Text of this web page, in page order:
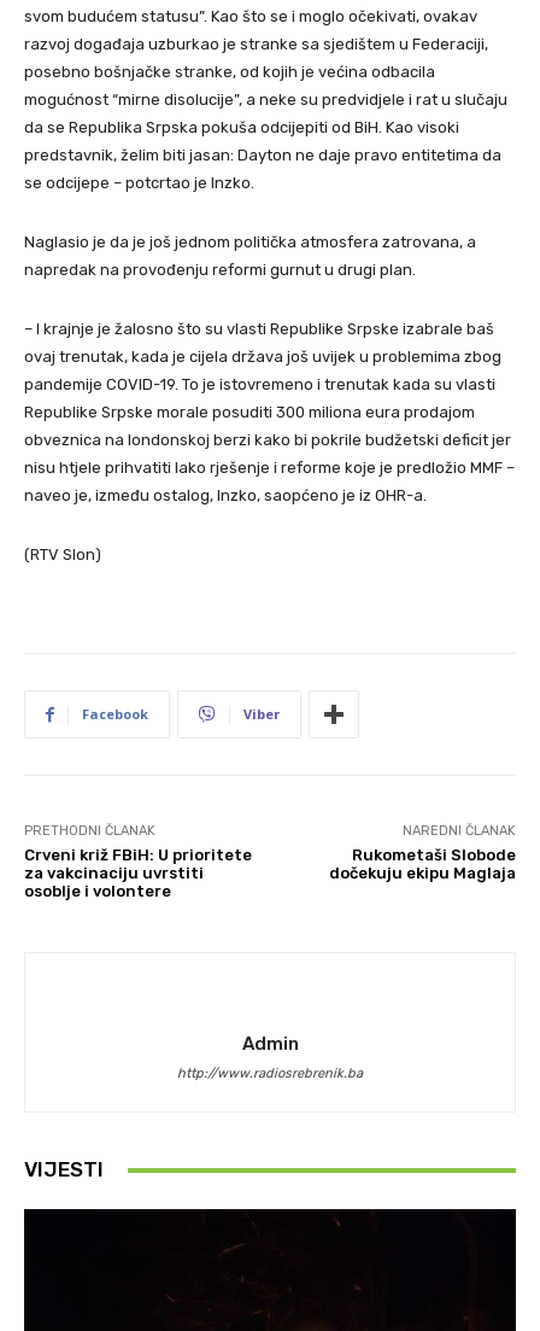
svom budućem statusu”. Kao što se i moglo očekivati, ovakav
razvoj događaja uzburkao je stranke sa sjedištem u Federaciji,
posebno bošnjačke stranke, od kojih je većina odbacila
mogućnost “mirne disolucije”, a neke su predvidjele i rat u slučaju
da se Republika Srpska pokuša odcijepiti od BiH. Kao visoki
predstavnik, želim biti jasan: Dayton ne daje pravo entitetima da
se odcijepe – potcrtao je Inzko.
Naglasio je da je još jednom politička atmosfera zatrovana, a
napredak na provođenju reformi gurnut u drugi plan.
– I krajnje je žalosno što su vlasti Republike Srpske izabrale baš
ovaj trenutak, kada je cijela država još uvijek u problemima zbog
pandemije COVID-19. To je istovremeno i trenutak kada su vlasti
Republike Srpske morale posuditi 300 miliona eura prodajom
obveznica na londonskoj berzi kako bi pokrile budžetski deficit jer
nisu htjele prihvatiti lako rješenje i reforme koje je predložio MMF –
naveo je, između ostalog, Inzko, saopćeno je iz OHR-a.
(RTV Slon)
Facebook Viber
PRETHODNI ČLANAK
Crveni križ FBiH: U prioritete
za vakcinaciju uvrstiti
osoblje i volontere
NAREDNI ČLANAK
Rukometaši Slobode
dočekuju ekipu Maglaja
Admin
http://www.radiosrebrenik.ba
VIJESTI